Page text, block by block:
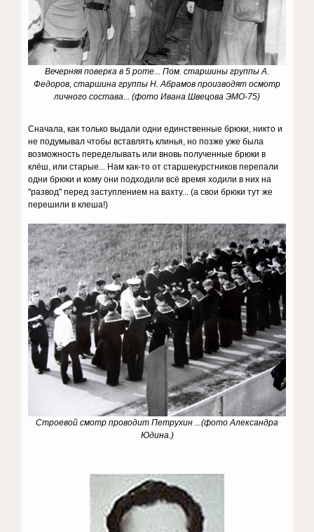
Вечерняя поверка в 5 роте... Пом. старшины группы А.
Федоров, старшина группы Н. Абрамов производят осмотр
личного состава... (фото Ивана Швецова ЭМО-75)
Сначала, как только выдали одни единственные брюки, никто и
не подумывал чтобы вставлять клинья, но позже уже была
возможность переделывать или вновь полученные брюки в
клёш, или старые... Нам как-то от старшекурстников перепали
одни брюки и кому они подходили всё время ходили в них на
"развод" перед заступлением на вахту... (а свои брюки тут же
перешили в клеша!)
Строевой смотр проводит Петрухин ...(фото Александра
Юдина.)